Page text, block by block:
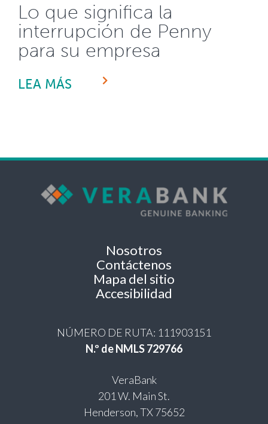
Lo que significa la
interrupción de Penny
para su empresa
LEA MÁS
Nosotros
Contáctenos
Mapa del sitio
Accesibilidad
NÚMERO DE RUTA: 111903151
N.º de NMLS 729766
VeraBank
201 W. Main St.
Henderson, TX 75652